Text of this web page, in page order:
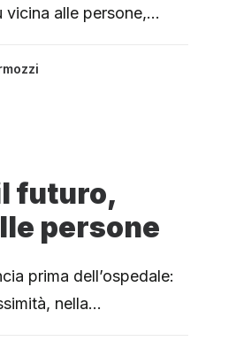
vicina alle persone,…
futuro,
persone
prima dell’ospedale:
nella…